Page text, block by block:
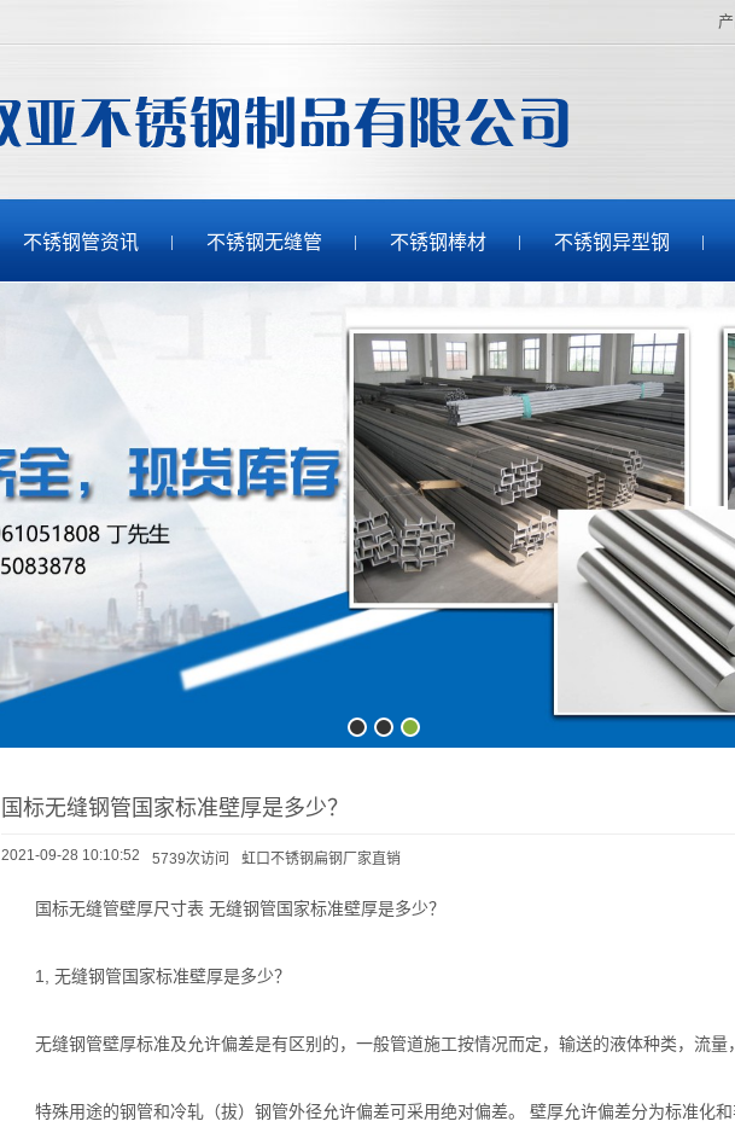
不锈钢管资讯 不锈钢无缝管 不锈钢棒材 不锈钢异型钢
国标无缝钢管国家标准壁厚是多少？
2021-09-28 10:10:52 5739次访问 虹口不锈钢扁钢厂家直销
国标无缝管壁厚尺寸表 无缝钢管国家标准壁厚是多少？
1, 无缝钢管国家标准壁厚是多少？
无缝钢管壁厚标准及允许偏差是有区别的，一般管道施工按情况而定，输送的液体种类，流量
特殊用途的钢管和冷轧（拔）钢管外径允许偏差可采用绝对偏差。 壁厚允许偏差分为标准化和